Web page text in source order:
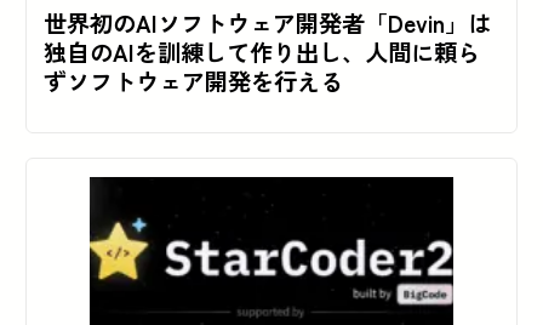
世界初のAIソフトウェア開発者「Devin」は
独自のAIを訓練して作り出し、人間に頼ら
ずソフトウェア開発を行える